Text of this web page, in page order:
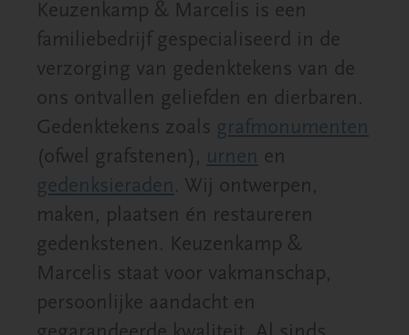
Keuzenkamp & Marcelis is een
familiebedrijf gespecialiseerd in de
verzorging van gedenktekens van de
ons ontvallen geliefden en dierbaren.
Gedenktekens zoals grafmonumenten
(ofwel grafstenen), urnen en
gedenksieraden
. Wij ontwerpen,
maken, plaatsen én restaureren
gedenkstenen. Keuzenkamp &
Marcelis staat voor vakmanschap,
persoonlijke aandacht en